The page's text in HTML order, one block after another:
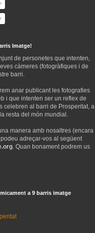
Imatge!
de personetes que intenten,
càmeres (fotogràfiques i de
barri.
anar publicant les fotografies
i que intenten ser un reflex de
celebren al barri de Prosperitat, a
resta del món mundial.
manera amb nosaltres (encara
adreçar-vos al següent
. Quan bonament podrem us
a 9 barris imatge